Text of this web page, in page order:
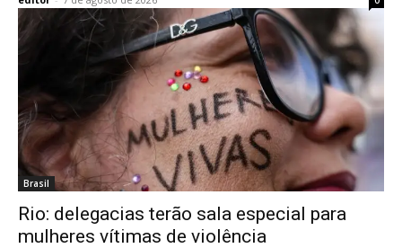
Brasil
Rio: delegacias terão sala especial para
mulheres vítimas de violência